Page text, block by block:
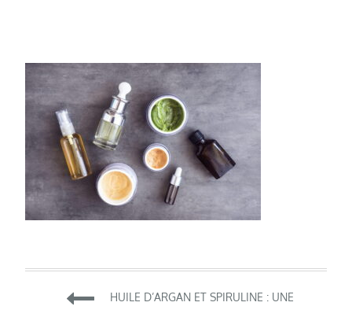
Navigation
HUILE D’ARGAN ET SPIRULINE : UNE